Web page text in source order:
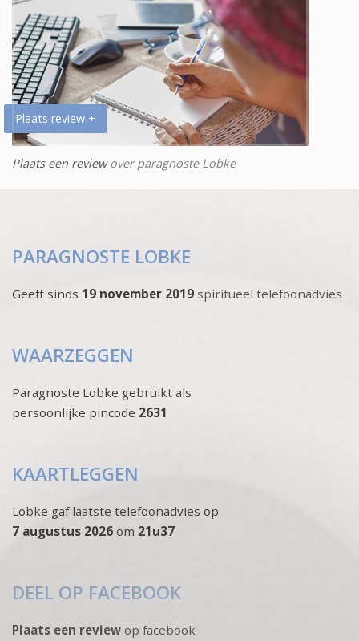
Plaats review +
Plaats een reviewover paragnoste Lobke
PARAGNOSTE LOBKE
Geeft sinds 19 november 2019 spiritueel telefoonadvies
WAARZEGGEN
Paragnoste Lobke gebruikt als
persoonlijke pincode 2631
KAARTLEGGEN
Lobke gaf laatste telefoonadvies op
7 augustus 2026 om 21u37
DEEL OP FACEBOOK
Plaats een review op facebook